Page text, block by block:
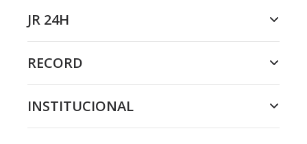
JR 24H
RECORD
INSTITUCIONAL